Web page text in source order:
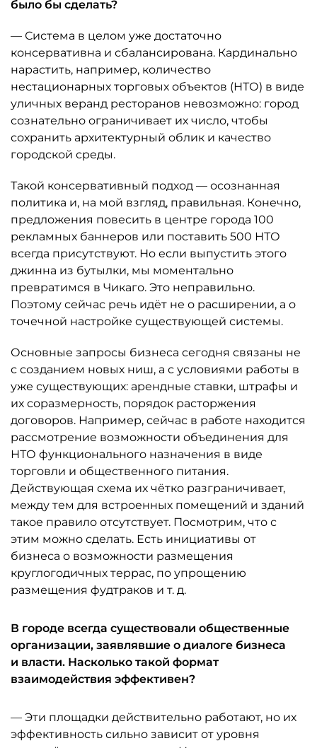
было бы сделать?
— Система в целом уже достаточно
консервативна и сбалансирована. Кардинально
нарастить, например, количество
нестационарных торговых объектов (НТО) в виде
уличных веранд ресторанов невозможно: город
сознательно ограничивает их число, чтобы
сохранить архитектурный облик и качество
городской среды.
Такой консервативный подход — осознанная
политика и, на мой взгляд, правильная. Конечно,
предложения повесить в центре города 100
рекламных баннеров или поставить 500 НТО
всегда присутствуют. Но если выпустить этого
джинна из бутылки, мы моментально
превратимся в Чикаго. Это неправильно.
Поэтому сейчас речь идёт не о расширении, а о
точечной настройке существующей системы.
Основные запросы бизнеса сегодня связаны не
с созданием новых ниш, а с условиями работы в
уже существующих: арендные ставки, штрафы и
их соразмерность, порядок расторжения
договоров. Например, сейчас в работе находится
рассмотрение возможности объединения для
НТО функционального назначения в виде
торговли и общественного питания.
Действующая схема их чётко разграничивает,
между тем для встроенных помещений и зданий
такое правило отсутствует. Посмотрим, что с
этим можно сделать. Есть инициативы от
бизнеса о возможности размещения
круглогодичных террас, по упрощению
размещения фудтраков и т. д.
В городе всегда существовали общественные
организации, заявлявшие о диалоге бизнеса
и власти. Насколько такой формат
взаимодействия эффективен?
— Эти площадки действительно работают, но их
эффективность сильно зависит от уровня